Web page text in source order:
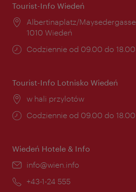
Tourist-Info Wiedeń
Miejsce:
Albertinaplatz/Maysedergasse
1010 Wiedeń
Godziny
Codziennie od 09.00 do 18.00
Tourist-Info Lotnisko Wiedeń
Miejsce:
w hali przylotów
Godziny
Codziennie od 09.00 do 18.00
Wiedeń Hotele & Info
E-
info@wien.info
Telefon:
+43-1-24 555